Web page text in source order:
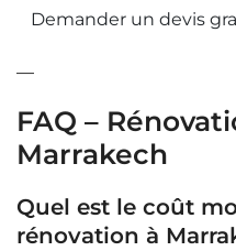
Demander un devis
—
FAQ –
Marrakech
Quel est le coût
rénovation à